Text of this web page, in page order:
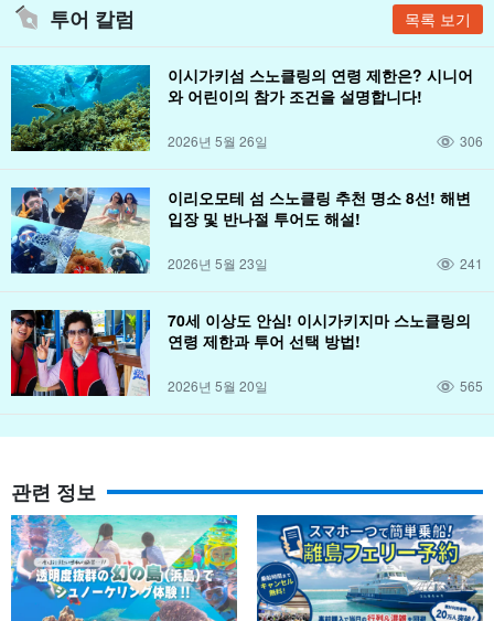
투어 칼럼 목록 보기
이시가키섬 스노클링의 연령 제한은? 시니어
와 어린이의 참가 조건을 설명합니다!
2026년 5월 26일 306
이리오모테 섬 스노클링 추천 명소 8선! 해변
입장 및 반나절 투어도 해설!
2026년 5월 23일 241
70세 이상도 안심! 이시가키지마 스노클링의
연령 제한과 투어 선택 방법!
2026년 5월 20일 565
관련 정보